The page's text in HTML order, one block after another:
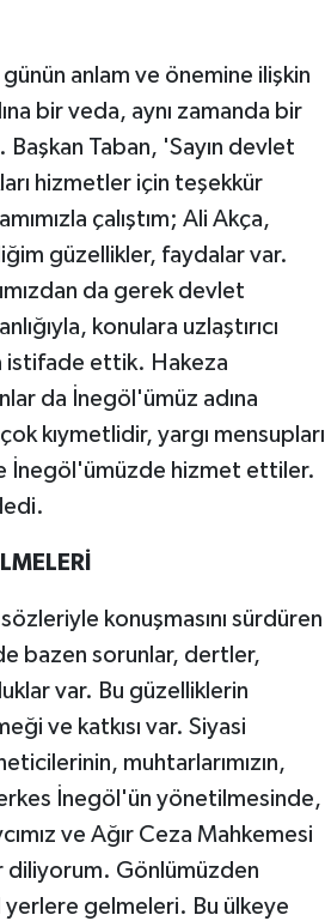
anlam ve önemine ilişkin
bir veda, aynı zamanda bir
Başkan Taban, 'Sayın devlet
hizmetler için teşekkür
çalıştım; Ali Akça,
güzellikler, faydalar var.
da gerek devlet
konulara uzlaştırıcı
istifade ettik. Hakeza
da İnegöl'ümüz adına
kıymetlidir, yargı mensupları
İnegöl'ümüzde hizmet ettiler.
konuşmasını sürdüren
bazen sorunlar, dertler,
var. Bu güzelliklerin
ve katkısı var. Siyasi
muhtarlarımızın,
İnegöl'ün yönetilmesinde,
ve Ağır Ceza Mahkemesi
diliyorum. Gönlümüzden
gelmeleri. Bu ülkeye